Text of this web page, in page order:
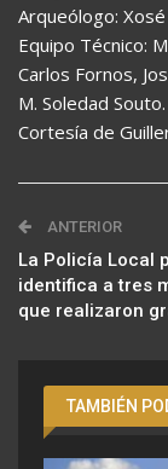
Arqueólogo:
Equipo Técnico:
Carlos Fornos,
M. Soledad Souto.
Cortesía de
ANTERIOR
La Policía Local
identifica a tres
que realizaron
TAMBIÉN